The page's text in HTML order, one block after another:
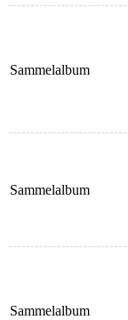
Sammelalbum
Sammelalbum
Sammelalbum